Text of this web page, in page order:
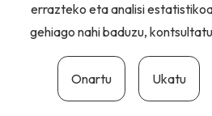
errazteko eta analisi
gehiago nahi baduzu,
Onartu Ukatu